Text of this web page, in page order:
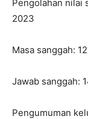
Pengolahan nilai
2023
Masa sanggah:
Jawab sanggah:
Pengumuman